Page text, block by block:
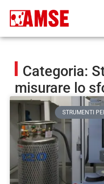
Categoria:
misurare lo
STRUMENTI